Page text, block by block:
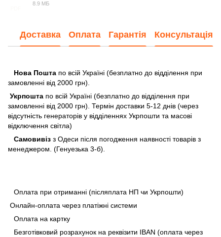
8.9 МБ
Доставка Оплата Гарантія Консультація
Нова Пошта по всій Україні (безплатно до відділення при
замовленні від 2000 грн).
Укрпошта по всій Україні (безплатно до відділення при
замовленні від 2000 грн). Термін доставки 5-12 днів (через
відсутність генераторів у відділеннях Укрпошти та масові
відключення світла)
Самовивіз з Одеси після погодження наявності товарів з
менеджером. (Генуезька 3-б).
Оплата при отриманні (післяплата НП чи Укрпошти)
Онлайн-оплата через платіжні системи
Оплата на картку
Безготівковий розрахунок на реквізити IBAN (оплата через